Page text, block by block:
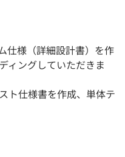
仕様（詳細設計書）を作
ィングしていただきま
ト仕様書を作成、単体テ